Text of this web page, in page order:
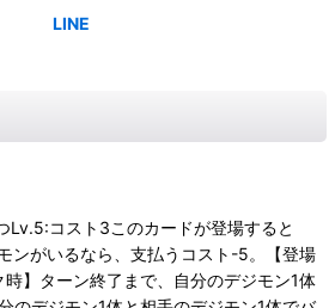
Lv.5:コスト3このカードが登場すると
ンがいるなら、支払うコスト-5。【登場
】ターン終了まで、自分のデジモン1体